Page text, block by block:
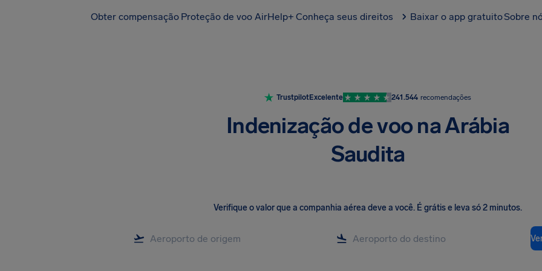
Obter compensação Proteção de voo AirHelp+ Conheça seus direitos Baixar o app gratuitoSobre
TrustpilotExcelente 241.544 recomendações
Indenização de voo na Arábia
Saudita
Verifique o valor que a companhia aérea deve a você. É grátis e leva só 2 minutos.